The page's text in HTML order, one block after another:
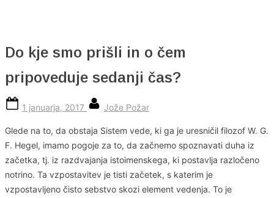
Do kje smo prišli in o čem
pripoveduje sedanji čas?
Posted
1 januarja, 2017 By
Jože Požar
Glede na to, da obstaja Sistem vede, ki ga je uresničil filozof W. G.
F. Hegel, imamo pogoje za to, da začnemo spoznavati duha iz
začetka, tj. iz razdvajanja istoimenskega, ki postavlja razločeno
notrino. Ta vzpostavitev je tisti začetek, s katerim je
vzpostavljeno čisto sebstvo skozi element vedenja. To je